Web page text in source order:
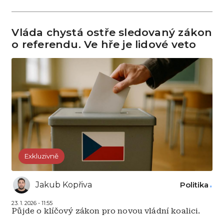
Vláda chystá ostře sledovaný zákon
o referendu. Ve hře je lidové veto
Exkluzivně
Jakub Kopřiva
23. 1. 2026 - 11:55
Politika
Půjde o klíčový zákon pro novou vládní koalici.